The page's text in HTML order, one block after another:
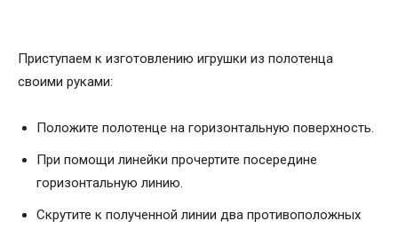
Приступаем к изготовлению игрушки из полотенца
своими руками:
Положите полотенце на горизонтальную поверхность.
При помощи линейки прочертите посередине
горизонтальную линию.
Скрутите к полученной линии два противоположных